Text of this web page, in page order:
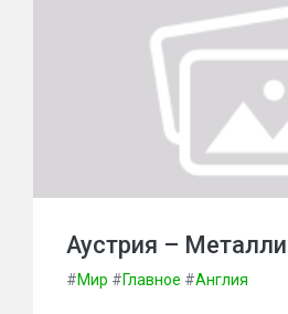
Аустрия –
#Мир #Главное #Англия